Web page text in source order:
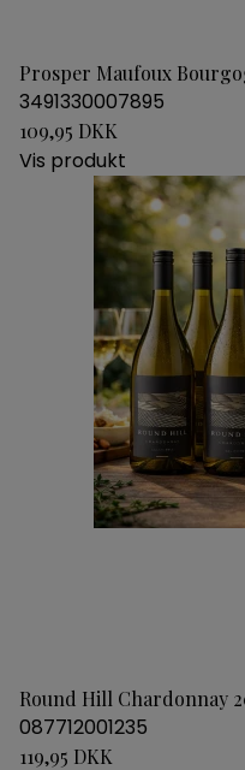
Prosper Maufoux
3491330007895
109,95 DKK
Vis produkt
Round Hill Chardonnay
087712001235
119,95 DKK